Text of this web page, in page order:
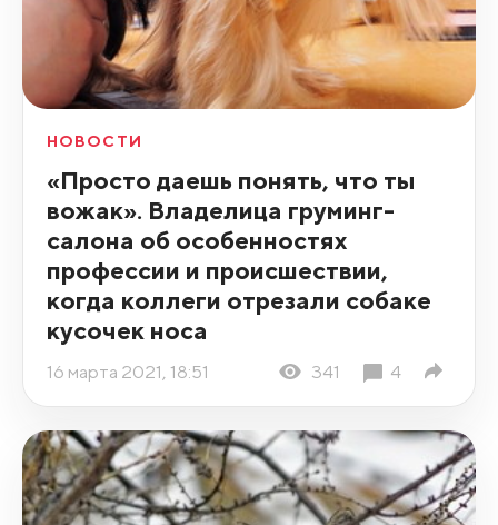
НОВОСТИ
«Просто даешь понять, что ты
вожак». Владелица груминг-
салона об особенностях
профессии и происшествии,
когда коллеги отрезали собаке
кусочек носа
16 марта 2021, 18:51 341 4